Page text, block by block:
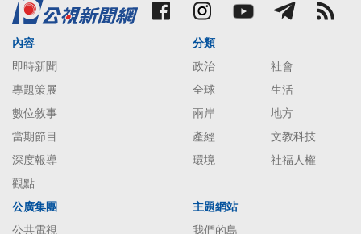
內容
即時新聞
專題策展
數位敘事
當期節目
深度報導
觀點
分類
政治
社會
全球
生活
兩岸
地方
產經
文教科技
環境
社福人權
公廣集團
公共電視
主題網站
我們的島